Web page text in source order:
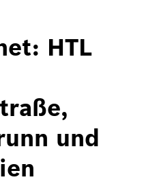
HTL
und